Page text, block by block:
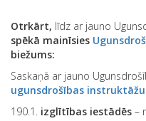
Otrkārt, līdz ar jauno
spēkā mainīsies
biežums:
Saskaņā ar jauno
ugunsdrošības instruktāžu
190.1. izglītības iestādēs –